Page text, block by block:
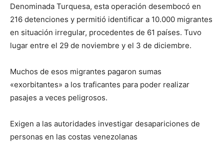
Denominada Turquesa, esta operación desembocó en
216 detenciones y permitió identificar a 10.000 migrantes
en situación irregular, procedentes de 61 países. Tuvo
lugar entre el 29 de noviembre y el 3 de diciembre.
Muchos de esos migrantes pagaron sumas
«exorbitantes» a los traficantes para poder realizar
pasajes a veces peligrosos.
Exigen a las autoridades investigar desapariciones de
personas en las costas venezolanas